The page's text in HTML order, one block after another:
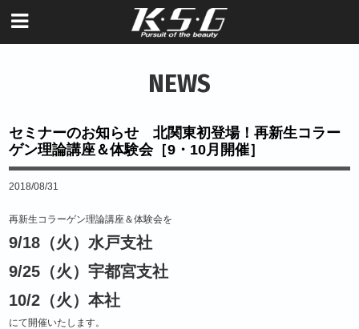
NEWS
セミナーのお知らせ 北関東初登場！再新生コラー
ゲン理論講座＆体験会［9・10月開催］
2018/08/31
再新生コラーゲン理論講座＆体験会を
9/18（火）水戸支社
9/25（火）宇都宮支社
10/2（火）本社
にて開催いたします。